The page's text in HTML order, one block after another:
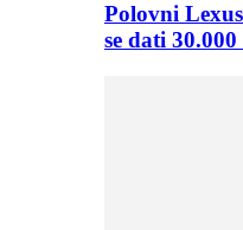
Polovni
se dati